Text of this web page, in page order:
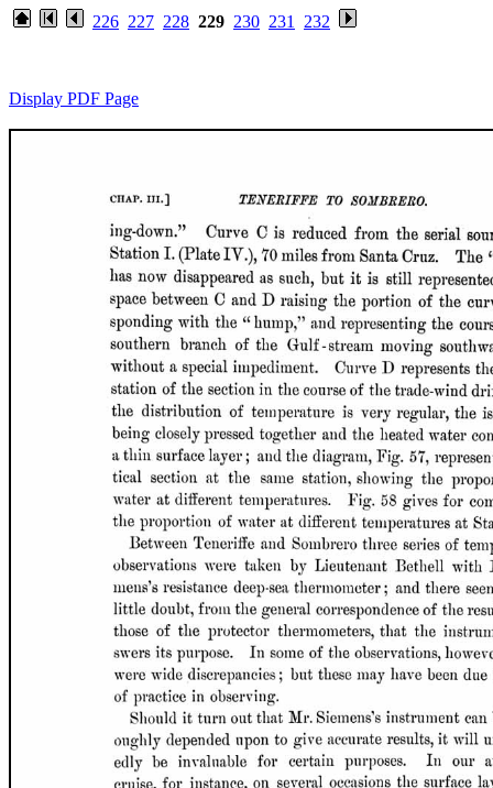
226 227 228 229 230 231 232
Display PDF Page